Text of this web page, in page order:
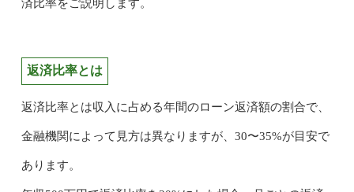
済比率をご説明します。
返済比率とは
返済比率とは収入に占める年間のローン返済額の割合で、
金融機関によって見方は異なりますが、30〜35%が目安で
あります。